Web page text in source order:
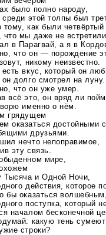
было полно народу,
среди этой толпы был
тому, как были
что мы даже не
в Парагвай, а я в
что он — порождение
никому неизвестно.
вкус, который он
долго смотрел на луну.
что он уже умер.
всё это, он вряд ли
именно о нём.
грядущем
оказаться достойными
друзьями.
нечто непоправимое,
эту связь.
мире,
Тысяча и Одной Ночи,
действия, которое
бы оказаться
поступка, который
началом бесконечной
какую тень сумеют
строки?